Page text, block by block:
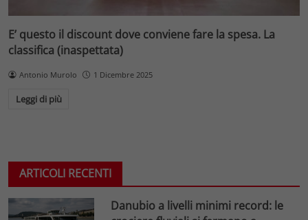
E’ questo il discount dove conviene fare la spesa. La
classifica (inaspettata)
Antonio Murolo 1 Dicembre 2025
Leggi di più
ARTICOLI RECENTI
Danubio a livelli minimi record: le